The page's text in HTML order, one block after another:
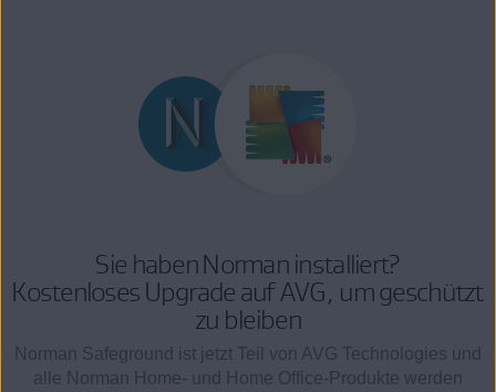
Sie haben Norman installiert?
Kostenloses Upgrade auf AVG, um geschützt
zu bleiben
Norman Safeground ist jetzt Teil von AVG Technologies und
alle Norman Home- und Home Office-Produkte werden